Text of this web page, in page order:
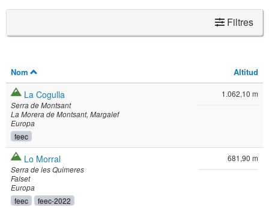
Filtres
Nom Altitud
La Cogulla
Serra de Montsant
La Morera de Montsant Margalef
Europa
feec
1.062,10 m
Lo Morral
Serra de les Quimeres
Falset
Europa
feec feec-2022
681,90 m